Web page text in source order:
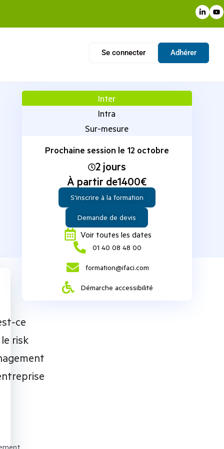
Se connecter Adhérer
Inter
Intra
Sur-mesure
Prochaine session le 12 octobre
2 jours
À partir de1400€
S'inscrire à la formation
Demande de devis
Voir toutes les dates
‭01 40 08 48 00‬
formation@ifaci.com
Démarche accessibilité
ce
risk